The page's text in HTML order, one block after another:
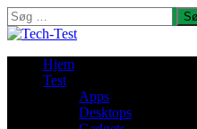
Søg
efter:
Hjem
Test
Apps
Desktops